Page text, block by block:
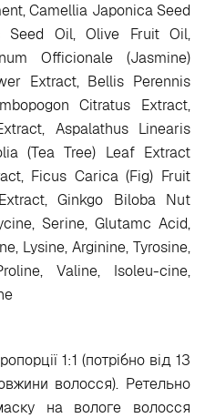
Camellia Japonica Seed
Seed Oil, Olive Fruit Oil,
Officionale (Jasmine)
Extract, Bellis Perennis
Citratus Extract,
Aspalathus Linearis
(Tea Tree) Leaf Extract
Ficus Carica (Fig) Fruit
Ginkgo Biloba Nut
Serine, Glutamc Acid,
Lysine, Arginine, Tyrosine,
Valine, Isoleu-cine,
1:1 (потрібно від 13
волосся). Ретельно
на вологе волосся